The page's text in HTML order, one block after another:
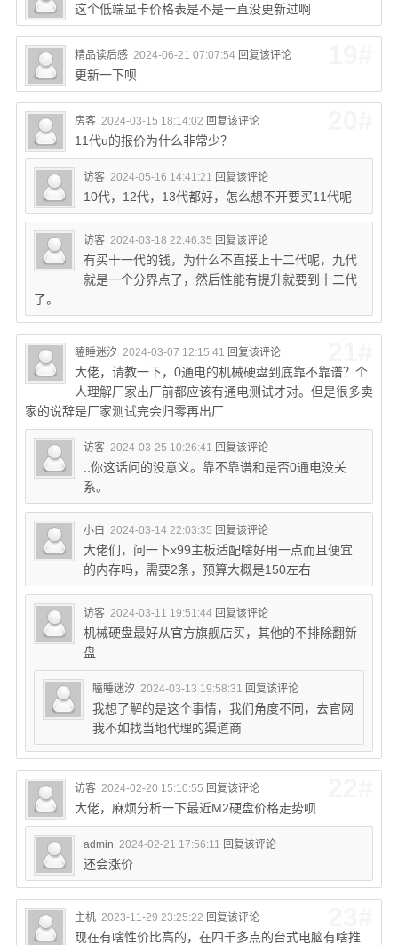
这个低端显卡价格表是不是一直没更新过啊
精品读后感 2024-06-21 07:07:54 回复该评论
更新一下呗
房客 2024-03-15 18:14:02 回复该评论
11代u的报价为什么非常少？
访客 2024-05-16 14:41:21 回复该评论
10代，12代，13代都好，怎么想不开要买11代呢
访客 2024-03-18 22:46:35 回复该评论
有买十一代的钱，为什么不直接上十二代呢，九代
就是一个分界点了，然后性能有提升就要到十二代
了。
瞌睡迷汐 2024-03-07 12:15:41 回复该评论
大佬，请教一下，0通电的机械硬盘到底靠不靠谱？个
人理解厂家出厂前都应该有通电测试才对。但是很多卖
家的说辞是厂家测试完会归零再出厂
访客 2024-03-25 10:26:41 回复该评论
..你这话问的没意义。靠不靠谱和是否0通电没关
系。
小白 2024-03-14 22:03:35 回复该评论
大佬们，问一下x99主板适配啥好用一点而且便宜
的内存吗，需要2条，预算大概是150左右
访客 2024-03-11 19:51:44 回复该评论
机械硬盘最好从官方旗舰店买，其他的不排除翻新
盘
瞌睡迷汐 2024-03-13 19:58:31 回复该评论
我想了解的是这个事情，我们角度不同，去官网
我不如找当地代理的渠道商
访客 2024-02-20 15:10:55 回复该评论
大佬，麻烦分析一下最近M2硬盘价格走势呗
admin 2024-02-21 17:56:11 回复该评论
还会涨价
主机 2023-11-29 23:25:22 回复该评论
现在有啥性价比高的，在四千多点的台式电脑有啥推